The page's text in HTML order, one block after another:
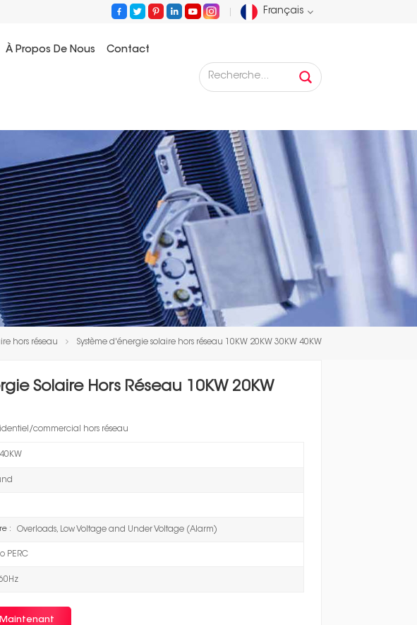
Français
English
Deutsch
Русский
Español
Português
日语
한국인
À Propos De Nous Contact
hors réseau Système d'énergie solaire hors réseau 10KW 20KW 30KW 40KW
Solaire Hors Réseau 10KW 20KW
commercial hors réseau
: Overloads, Low Voltage and Under Voltage (Alarm)
PERC
Maintenant